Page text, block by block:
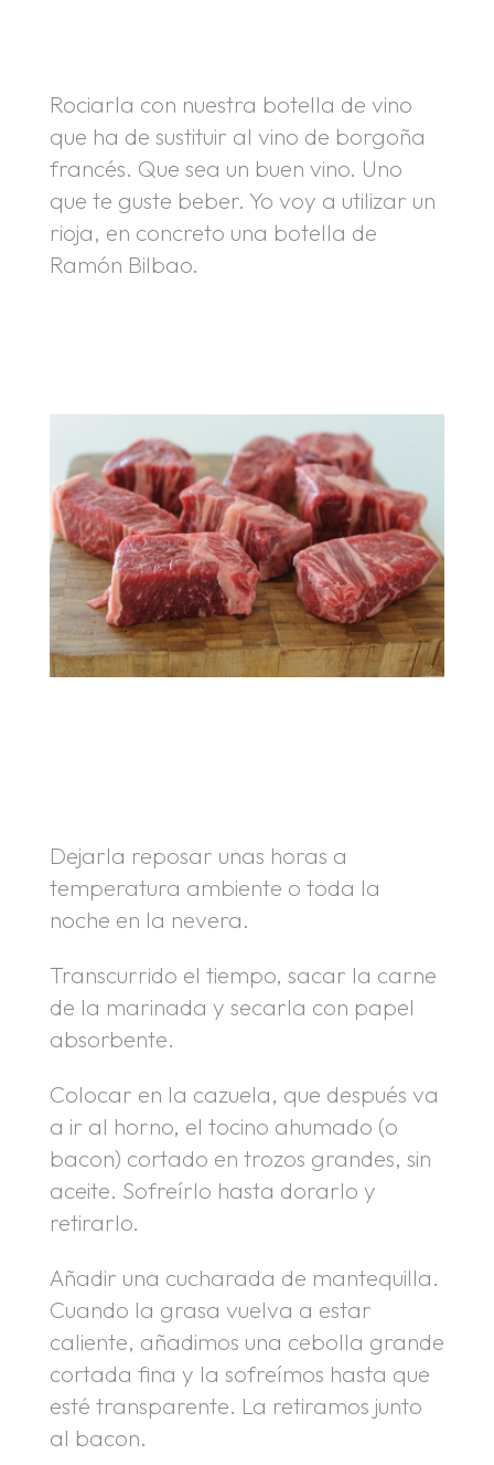
Rociarla con nuestra botella de vino
que ha de sustituir al vino de borgoña
francés. Que sea un buen vino. Uno
que te guste beber. Yo voy a utilizar un
rioja, en concreto una botella de
Ramón Bilbao.
Dejarla reposar unas horas a
temperatura ambiente o toda la
noche en la nevera.
Transcurrido el tiempo, sacar la carne
de la marinada y secarla con papel
absorbente.
Colocar en la cazuela, que después va
a ir al horno, el tocino ahumado (o
bacon) cortado en trozos grandes, sin
aceite. Sofreírlo hasta dorarlo y
retirarlo.
Añadir una cucharada de mantequilla.
Cuando la grasa vuelva a estar
caliente, añadimos una cebolla grande
cortada fina y la sofreímos hasta que
esté transparente. La retiramos junto
al bacon.